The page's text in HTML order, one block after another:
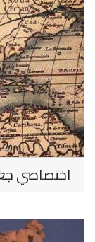
اختصاصي